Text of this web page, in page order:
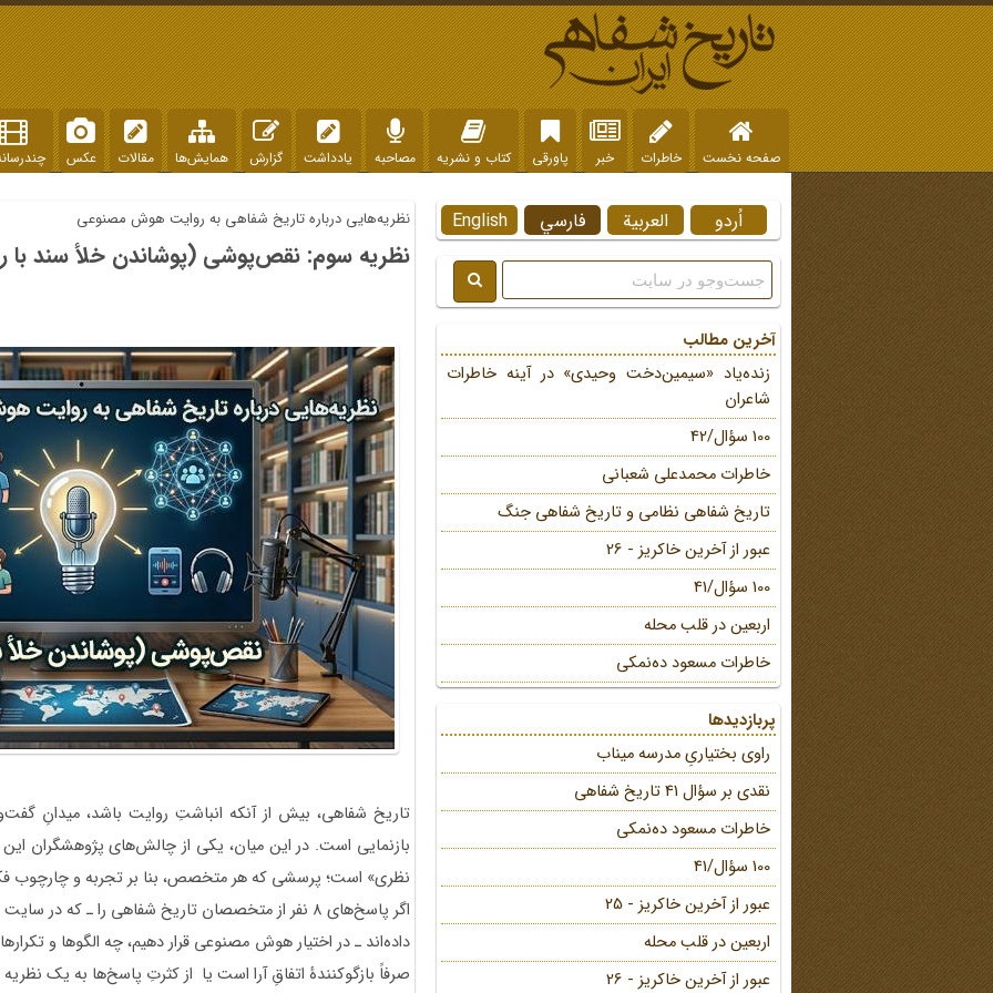
صفحه نخست خاطرات خبر پاورقی کتاب و نشریه مصاحبه یادداشت گزارش همایش‌ها مقالات عکس
نظریه‌هایی درباره تاریخ شفاهی به روایت هوش مصنوعی
نظریه سوم: نقص‌پوشی (پوشاندن خلأ سند
تاریخ شفاهی، بیش از آنکه انباشتِ روایت باشد، میدانِ
بازنمایی است. در این میان، یکی از چالش‌های پژوهشگران
نظری» است؛ پرسشی که هر متخصص، بنا بر تجربه و چارچوب
اگر پاسخ‌های 8 نفر از متخصصان تاریخ شفاهی را
داده‌اند ـ در اختیار هوش مصنوعی قرار دهیم، چه الگوها و
صرفاً بازگوکنندۀ اتفاقِ ‌آرا است یا از کثرتِ پاسخ‌ها به یک
English فارسي العربية اُردو
آخرین مطالب
زنده‌یاد «سیمین‌دخت وحیدی» در آینه خاطرات
شاعران
100 سؤال/42
خاطرات محمد‌علی شعبانی
تاریخ شفاهی نظامی و تاریخ شفاهی جنگ
عبور از آخرین خاکریز - 26
100 سؤال/41
اربعین در قلب محله
خاطرات مسعود ده‌نمکی
پربازدیدها
راوی بختیاریِ مدرسه میناب
نقدی بر سؤال 41 تاریخ شفاهی
خاطرات مسعود ده‌نمکی
100 سؤال/41
عبور از آخرین خاکریز - 25
اربعین در قلب محله
عبور از آخرین خاکریز - 26